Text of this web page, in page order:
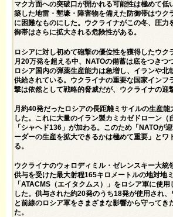
マク方面への突破口が開かれる可能性は極めて低
築した地雷・塹壕・障害物を備えた防御帯はウク
に困難なものにした。ウクライナがこの冬、圧力
御帯はさらに拡大される危険性がある。
ロシアに対し初めて砲撃の優位性を獲得したウク
月20万発を超える中、NATOの備蓄は底をつきつ
ロシア国内の弾薬生産能力は急増し、イランや北
供給されている。ウクライナの重要な国家インフ
撃は依然として戦略的脅威だが、ウクライナの迎
月約40発だったロシアの長距離ミサイルの生産
した。これに大量のイラン製カミカゼドローン（
「シャヘド136」が加わる。このため「NATOが
ーダーの生産を拡大できるかは極めて重要」とワ
る。
ウクライナのウォロディミル・ゼレンスキー大統
供与を受けた最大射程165キロメートルの地対地
「ATACMS（エイタクムス）」をロシア軍に使
した。供与された約20発のうち18発が使用され
と前線のロシア軍をさまざまな影響から守ってき
た。